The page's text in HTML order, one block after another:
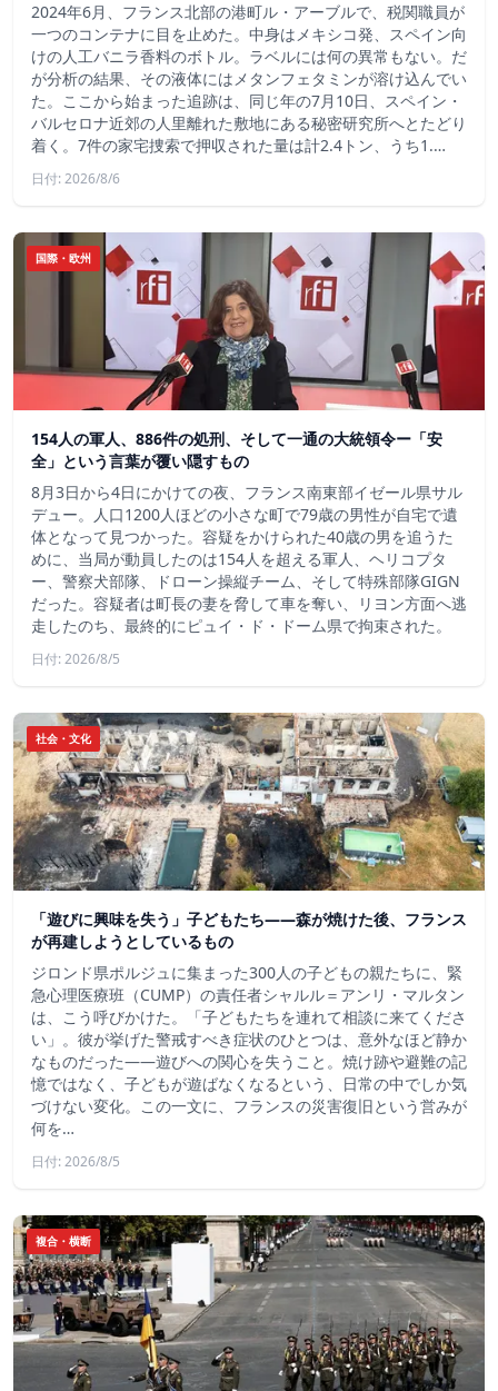
2024年6月、フランス北部の港町ル・アーブルで、税関職員が
一つのコンテナに目を止めた。中身はメキシコ発、スペイン向
けの人工バニラ香料のボトル。ラベルには何の異常もない。だ
が分析の結果、その液体にはメタンフェタミンが溶け込んでい
た。ここから始まった追跡は、同じ年の7月10日、スペイン・
バルセロナ近郊の人里離れた敷地にある秘密研究所へとたどり
着く。7件の家宅捜索で押収された量は計2.4トン、うち1.…
日付: 2026/8/6
国際・欧州
154人の軍人、886件の処刑、そして一通の大統領令ー「安
全」という言葉が覆い隠すもの
8月3日から4日にかけての夜、フランス南東部イゼール県サル
デュー。人口1200人ほどの小さな町で79歳の男性が自宅で遺
体となって見つかった。容疑をかけられた40歳の男を追うた
めに、当局が動員したのは154人を超える軍人、ヘリコプタ
ー、警察犬部隊、ドローン操縦チーム、そして特殊部隊GIGN
だった。容疑者は町長の妻を脅して車を奪い、リヨン方面へ逃
走したのち、最終的にピュイ・ド・ドーム県で拘束された。
日付: 2026/8/5
社会・文化
「遊びに興味を失う」子どもたち——森が焼けた後、フランス
が再建しようとしているもの
ジロンド県ポルジュに集まった300人の子どもの親たちに、緊
急心理医療班（CUMP）の責任者シャルル＝アンリ・マルタン
は、こう呼びかけた。「子どもたちを連れて相談に来てくださ
い」。彼が挙げた警戒すべき症状のひとつは、意外なほど静か
なものだった――遊びへの関心を失うこと。焼け跡や避難の記
憶ではなく、子どもが遊ばなくなるという、日常の中でしか気
づけない変化。この一文に、フランスの災害復旧という営みが
何を…
日付: 2026/8/5
複合・横断